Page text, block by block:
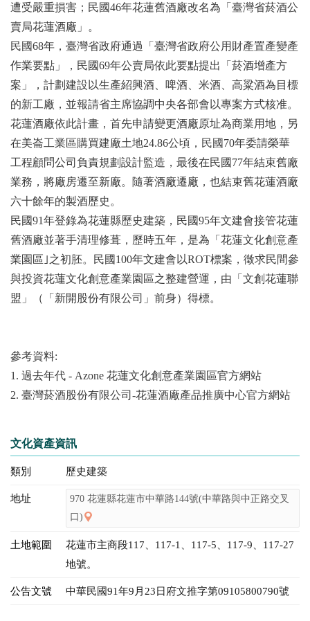
遭受嚴重損害；民國46年花蓮舊酒廠改名為「臺灣省菸酒公
賣局花蓮酒廠」。
民國68年，臺灣省政府通過「臺灣省政府公用財產置產變產
作業要點」，民國69年公賣局依此要點提出「菸酒增產方
案」，計劃建設以生產紹興酒、啤酒、米酒、高粱酒為目標
的新工廠，並報請省主席協調中央各部會以專案方式核准。
花蓮酒廠依此計畫，首先申請變更酒廠原址為商業用地，另
在美崙工業區購買建廠土地24.86公頃，民國70年委請榮華
工程顧問公司負責規劃設計監造，最後在民國77年結束舊廠
業務，將廠房遷至新廠。隨著酒廠遷廠，也結束舊花蓮酒廠
六十餘年的製酒歷史。
民國91年登錄為花蓮縣歷史建築，民國95年文建會接管花蓮
舊酒廠並著手清理修葺，歷時五年，是為「花蓮文化創意產
業園區｣之初胚。民國100年文建會以ROT標案，徵求民間參
與投資花蓮文化創意產業園區之整建營運，由「文創花蓮聯
盟」（「新開股份有限公司」前身）得標。
參考資料:
1. 過去年代 - Azone 花蓮文化創意產業園區官方網站
2. 臺灣菸酒股份有限公司-花蓮酒廠產品推廣中心官方網站
文化資產資訊
類別 歷史建築
地址
970 花蓮縣花蓮市中華路144號(中華路與中正路交叉
口)
土地範圍
花蓮市主商段117、117-1、117-5、117-9、117-27
地號。
公告文號 中華民國91年9月23日府文推字第09105800790號